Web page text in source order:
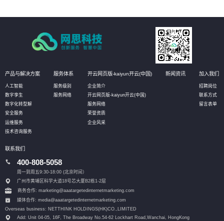
产品与解决方案
人工智能
数字孪生
数字化转型解
安全服务
运维服务
技术咨询服务
服务体系
服务级别
服务网络
开云网页版-kaiyun开云(中国)
企业简介
开云网页版-kaiyun开云(中国)
服务网络
荣誉资质
企业风采
新闻资讯 加入我们
招聘岗位
联系方式
留言表单
联系我们
400-808-5058
周一到周五9:30-18:00 (北京时间）
广州市黄埔区科学大道18号芯大厦B2栋1-2层
商务合作: marketing@aaatargetedinternetmarketing.com
媒体合作: media@aaatargetedinternetmarketing.com
Overseas business: NETTHINK HOLDINGS(HK)CO.,LIMITED
Add: Unit 04-05, 16F, The Broadway No.54-62 Lockhart Road,Wanchai, HongKong